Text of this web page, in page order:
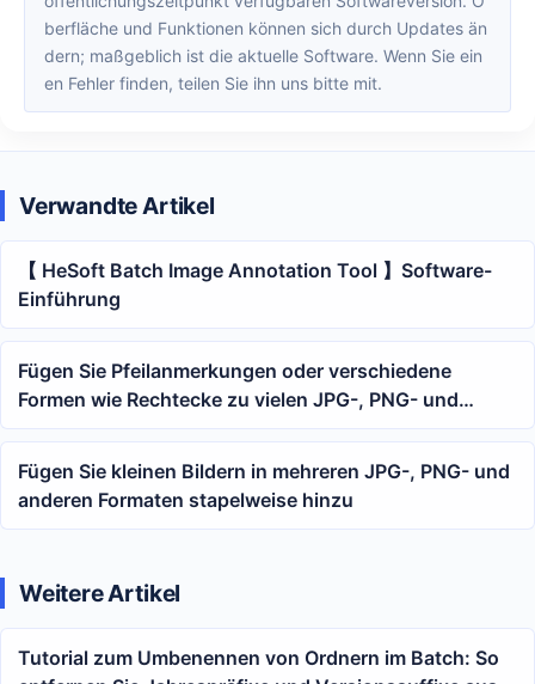
berfläche und Funktionen können sich durch Updates än
dern; maßgeblich ist die aktuelle Software. Wenn Sie ein
en Fehler finden, teilen Sie ihn uns bitte mit.
Verwandte Artikel
【 HeSoft Batch Image Annotation Tool 】Software-
Einführung
Fügen Sie Pfeilanmerkungen oder verschiedene
Formen wie Rechtecke zu vielen JPG-, PNG- und
anderen Formatbildern stapelweise hinzu
Fügen Sie kleinen Bildern in mehreren JPG-, PNG- und
anderen Formaten stapelweise hinzu
Weitere Artikel
Tutorial zum Umbenennen von Ordnern im Batch: So